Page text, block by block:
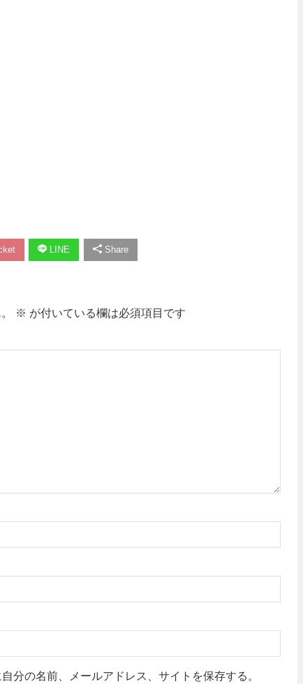
LINE Share
※ が付いている欄は必須項目です
分の名前、メールアドレス、サイトを保存する。